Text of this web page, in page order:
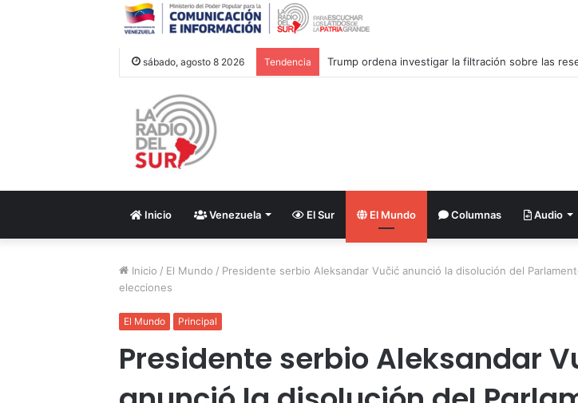
sábado, agosto 8 2026 Tendencia Inaugurado en Cuba XXIV Encuentro
Inicio Venezuela El Sur El Mundo Columnas Audio
Inicio / El Mundo / Presidente serbio Aleksandar Vučić anunció la disolución del
elecciones
El Mundo Principal
Presidente serbio Aleksandar